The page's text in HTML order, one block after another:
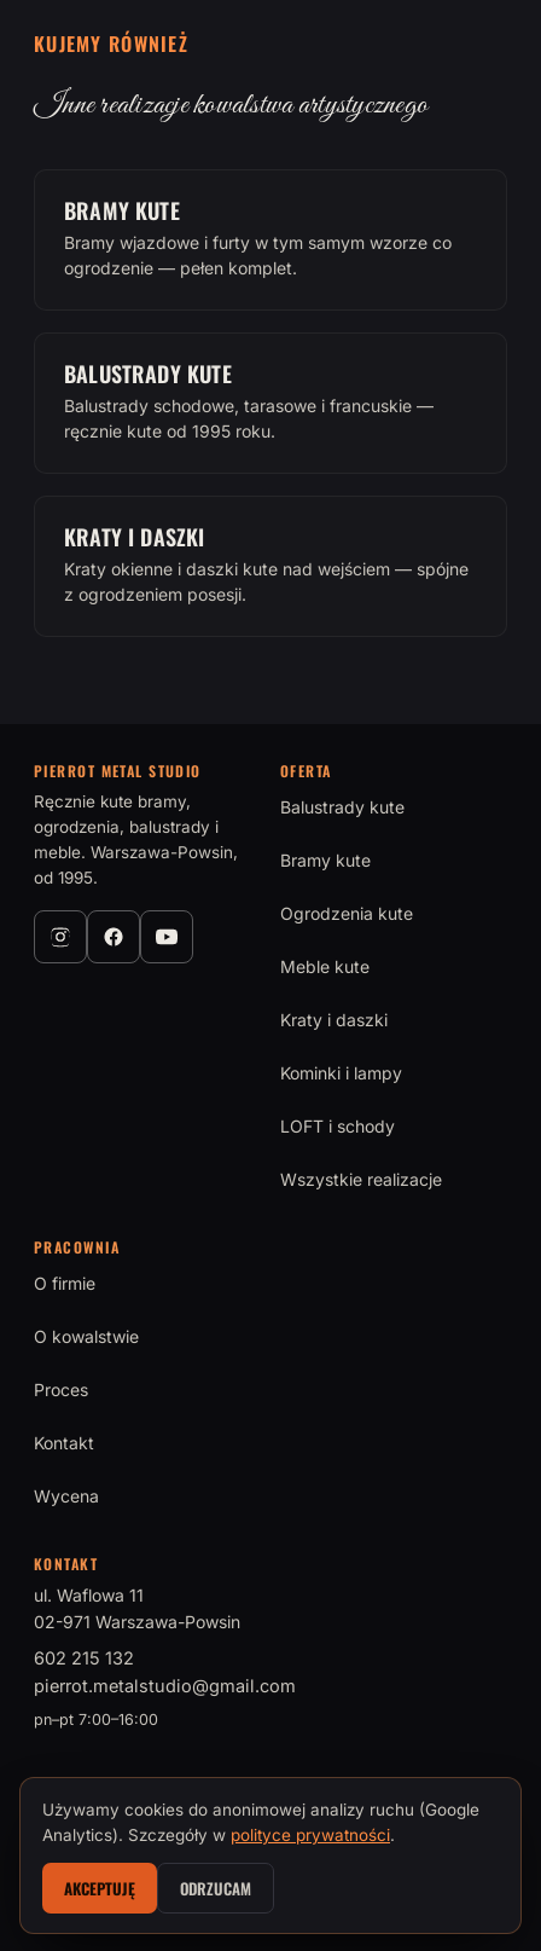
KUJEMY RÓWNIEŻ
Inne realizacje kowalstwa artystycznego
BRAMY KUTE
Bramy wjazdowe i furty w tym samym wzorze co
ogrodzenie — pełen komplet.
BALUSTRADY KUTE
Balustrady schodowe, tarasowe i francuskie —
ręcznie kute od 1995 roku.
KRATY I DASZKI
Kraty okienne i daszki kute nad wejściem — spójne
z ogrodzeniem posesji.
PIERROT METAL STUDIO
Ręcznie kute bramy,
ogrodzenia, balustrady i
meble. Warszawa-Powsin,
od 1995.
OFERTA
Balustrady kute
Bramy kute
Ogrodzenia kute
Meble kute
Kraty i daszki
Kominki i lampy
LOFT i schody
Wszystkie realizacje
PRACOWNIA
O firmie
O kowalstwie
Proces
Kontakt
Wycena
KONTAKT
ul. Waflowa 11
02-971 Warszawa-Powsin
602 215 132
pierrot.metalstudio@gmail.com
pn–pt 7:00–16:00
© 2026 PIERROT Metal Studio · Tomasz Brokman, Mistrz Sztuki
Polityka prywatności i cookies
Używamy cookies do anonimowej analizy ruchu (Google
Analytics). Szczegóły w polityce prywatności.
AKCEPTUJĘ ODRZUCAM